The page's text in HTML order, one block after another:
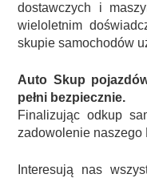
dostawczych i
wieloletnim
skupie samochodów
Auto Skup
pełni bezpiecznie.
Finalizując odkup
zadowolenie naszego
Interesują nas